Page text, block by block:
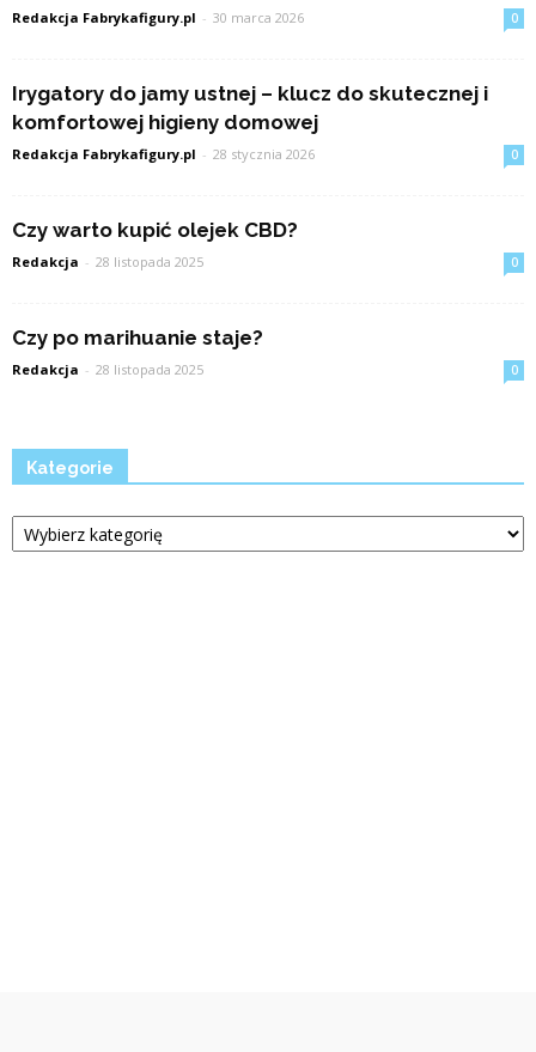
Redakcja Fabrykafigury.pl - 30 marca 2026 0
Irygatory do jamy ustnej – klucz do skutecznej i
komfortowej higieny domowej
Redakcja Fabrykafigury.pl - 28 stycznia 2026 0
Czy warto kupić olejek CBD?
Redakcja - 28 listopada 2025 0
Czy po marihuanie staje?
Redakcja - 28 listopada 2025 0
Kategorie
Kategorie